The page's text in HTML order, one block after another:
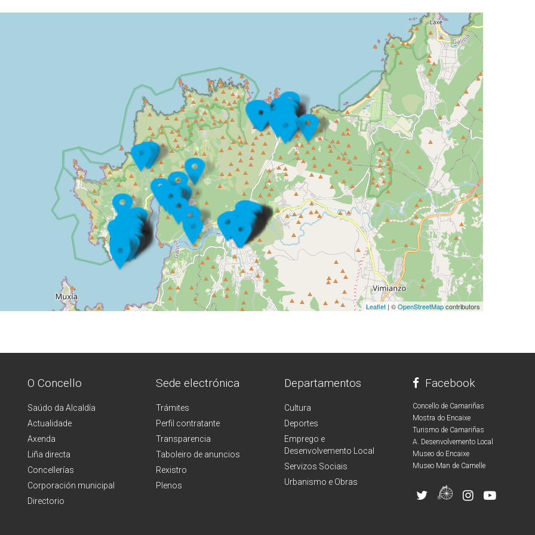
Leaflet | ©OpenStreetMapcontributors
O Concello
Saúdo da Alcaldía
Actualidade
Axenda
Liña directa
Concellerías
Corporación municipal
Directorio
Sede electrónica
Trámites
Perfil contratante
Transparencia
Taboleiro de anuncios
Rexistro
Plenos
Departamentos
Cultura
Deportes
Emprego e
Desenvolvemento Local
Servizos Sociais
Urbanismo e Obras
Facebook
Concello de Camariñas
Mostra do Encaixe
Turismo de Camariñas
A. Desenvolvemento Local
Museo do Encaixe
Museo Man de Camelle